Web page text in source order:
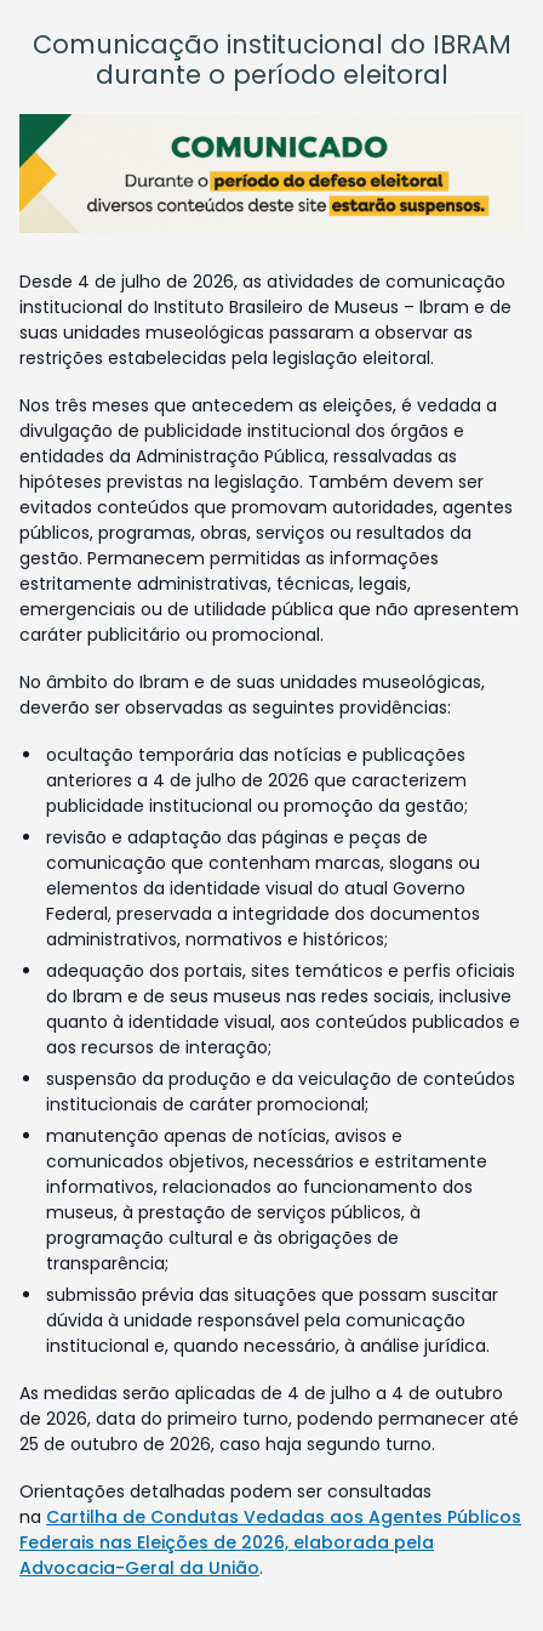
Comunicação institucional do IBRAM
durante o período eleitoral
Desde 4 de julho de 2026, as atividades de comunicação
institucional do Instituto Brasileiro de Museus – Ibram e de
suas unidades museológicas passaram a observar as
restrições estabelecidas pela legislação eleitoral.
Nos três meses que antecedem as eleições, é vedada a
divulgação de publicidade institucional dos órgãos e
entidades da Administração Pública, ressalvadas as
hipóteses previstas na legislação. Também devem ser
evitados conteúdos que promovam autoridades, agentes
públicos, programas, obras, serviços ou resultados da
gestão. Permanecem permitidas as informações
estritamente administrativas, técnicas, legais,
emergenciais ou de utilidade pública que não apresentem
caráter publicitário ou promocional.
No âmbito do Ibram e de suas unidades museológicas,
deverão ser observadas as seguintes providências:
ocultação temporária das notícias e publicações
anteriores a 4 de julho de 2026 que caracterizem
publicidade institucional ou promoção da gestão;
revisão e adaptação das páginas e peças de
comunicação que contenham marcas, slogans ou
elementos da identidade visual do atual Governo
Federal, preservada a integridade dos documentos
administrativos, normativos e históricos;
adequação dos portais, sites temáticos e perfis oficiais
do Ibram e de seus museus nas redes sociais, inclusive
quanto à identidade visual, aos conteúdos publicados e
aos recursos de interação;
suspensão da produção e da veiculação de conteúdos
institucionais de caráter promocional;
manutenção apenas de notícias, avisos e
comunicados objetivos, necessários e estritamente
informativos, relacionados ao funcionamento dos
museus, à prestação de serviços públicos, à
programação cultural e às obrigações de
transparência;
submissão prévia das situações que possam suscitar
dúvida à unidade responsável pela comunicação
institucional e, quando necessário, à análise jurídica.
As medidas serão aplicadas de 4 de julho a 4 de outubro
de 2026, data do primeiro turno, podendo permanecer até
25 de outubro de 2026, caso haja segundo turno.
Orientações detalhadas podem ser consultadas
na Cartilha de Condutas Vedadas aos Agentes Públicos
Federais nas Eleições de 2026, elaborada pela
Advocacia-Geral da União.